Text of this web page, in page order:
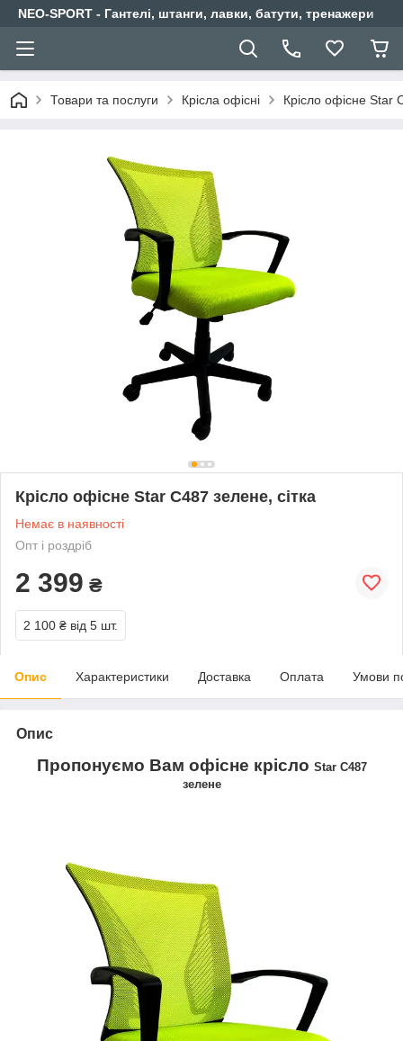
NEO-SPORT - Гантелі, штанги, лавки, батути, тренажери
Товари та послуги Крісла офісні Крісло офісне Star
Крісло офісне Star C487 зелене, сітка
Немає в наявності
Опт і роздріб
2 399 ₴
2 100 ₴ від 5 шт.
Опис Характеристики Доставка Оплата Умови
Опис
Пропонуємо Вам офісне крісло Star C487
зелене